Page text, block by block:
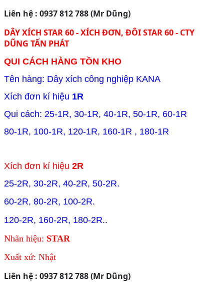
Liên hệ : 0937 812 788 (Mr Dũng)
DÂY XÍCH STAR 60 - XÍCH ĐƠN, ĐÔI STAR 60 - CTY
DŨNG TẤN PHÁT
QUI CÁCH HÀNG TỒN KHO
Tên hàng: Dây xích công nghiệp KANA
Xích đơn kí hiệu 1R
Qui cách: 25-1R, 30-1R, 40-1R, 50-1R, 60-1R
80-1R, 100-1R, 120-1R, 160-1R , 180-1R
Xích đơn kí hiệu 2R
25-2R, 30-2R, 40-2R, 50-2R.
60-2R, 80-2R, 100-2R.
120-2R, 160-2R, 180-2R..
Nhãn hiệu: STAR
Xuất xứ: Nhật
Liên hệ : 0937 812 788 (Mr Dũng)